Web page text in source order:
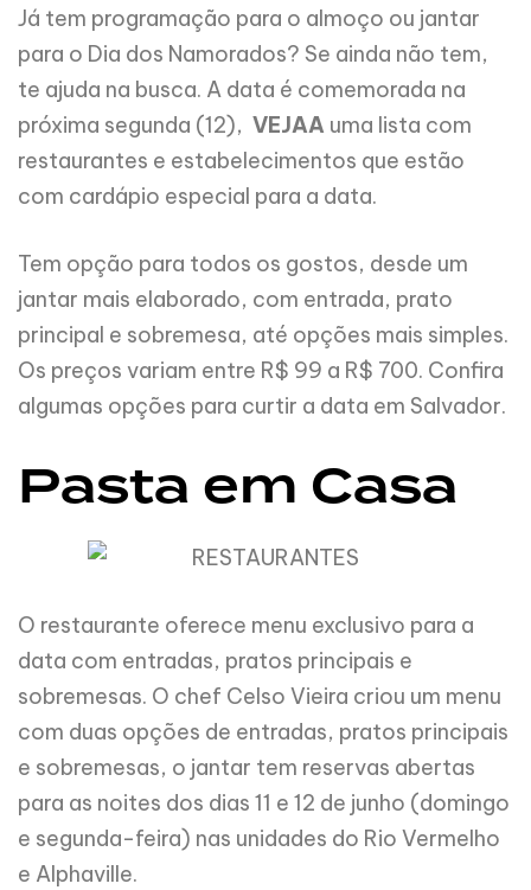
Já tem programação para o almoço ou jantar
para o Dia dos Namorados? Se ainda não tem,
te ajuda na busca. A data é comemorada na
próxima segunda (12), VEJAA uma lista com
restaurantes e estabelecimentos que estão
com cardápio especial para a data.
Tem opção para todos os gostos, desde um
jantar mais elaborado, com entrada, prato
principal e sobremesa, até opções mais simples.
Os preços variam entre R$ 99 a R$ 700. Confira
algumas opções para curtir a data em Salvador.
Pasta em Casa
O restaurante oferece menu exclusivo para a
data com entradas, pratos principais e
sobremesas. O chef Celso Vieira criou um menu
com duas opções de entradas, pratos principais
e sobremesas, o jantar tem reservas abertas
para as noites dos dias 11 e 12 de junho (domingo
e segunda-feira) nas unidades do Rio Vermelho
e Alphaville.